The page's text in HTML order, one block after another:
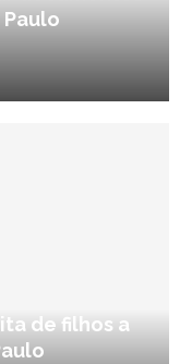
de filhos a